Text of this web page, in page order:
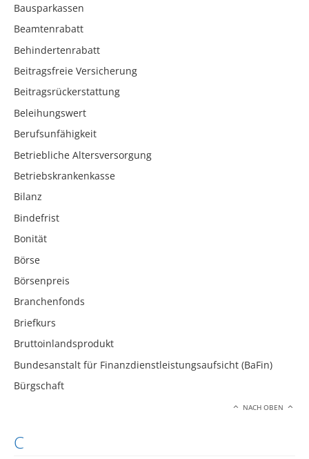
Bausparkassen
Beamtenrabatt
Behindertenrabatt
Beitragsfreie Versicherung
Beitragsrückerstattung
Beleihungswert
Berufsunfähigkeit
Betriebliche Altersversorgung
Betriebskrankenkasse
Bilanz
Bindefrist
Bonität
Börse
Börsenpreis
Branchenfonds
Briefkurs
Bruttoinlandsprodukt
Bundesanstalt für Finanzdienstleistungsaufsicht (BaFin)
Bürgschaft
NACH OBEN
C